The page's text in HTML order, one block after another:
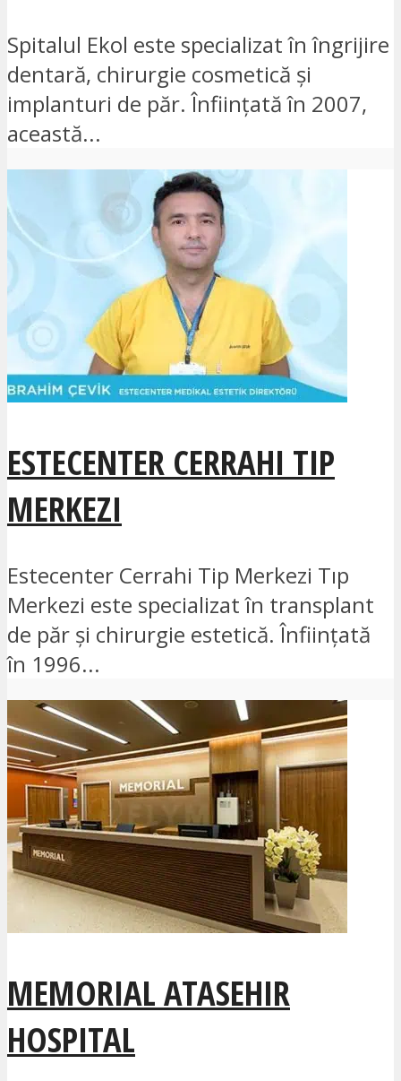
Spitalul Ekol este specializat în îngrijire
dentară, chirurgie cosmetică și
implanturi de păr. Înființată în 2007,
această...
ESTECENTER CERRAHI TIP
MERKEZI
Estecenter Cerrahi Tip Merkezi Tıp
Merkezi este specializat în transplant
de păr și chirurgie estetică. Înființată
în 1996...
MEMORIAL ATASEHIR
HOSPITAL